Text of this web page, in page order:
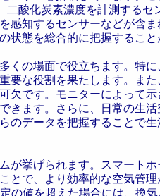
酸化炭素濃度を計測するセ
感知するセンサーなどが含
態を総合的に把握すること
くの場面で役立ちます。特
要な役割を果たします。ま
欠です。モニターによって
きます。さらに、日常の生
のデータを把握することで
が挙げられます。スマートホ
とで、より効率的な空気管理
の値を超えた場合には、換